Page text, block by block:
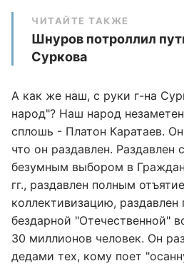
ЧИТАЙТЕ ТАКЖЕ
Шнуров потроллил
Суркова
А как же наш, с руки г-на
народ"? Наш народ
сплошь - Платон Каратаев.
что он раздавлен. Раздавлен
безумным выбором в
гг., раздавлен полным
коллективизацию,
бездарной "Отечественной"
30 миллионов человек. Он
дедами тех, кому поет